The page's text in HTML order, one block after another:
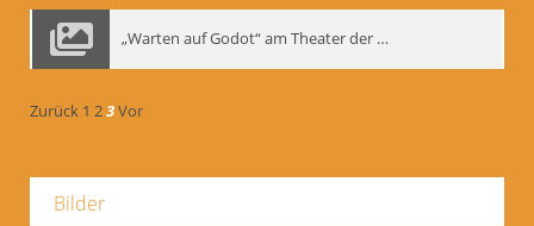
„Warten auf Godot“ am Theater der Saire, Moskau 1980er
Zurück 1 23Vor
Bilder